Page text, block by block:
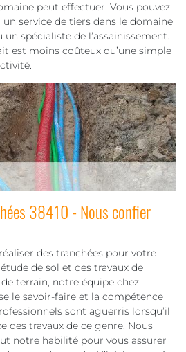
peut effectuer. Vous pouvez
service de tiers dans le domaine
spécialiste de l’assainissement.
est moins coûteux qu’une simple
38410 - Nous confier
des tranchées pour votre
de sol et des travaux de
terrain, notre équipe chez
le savoir-faire et la compétence
sont aguerris lorsqu’il
des travaux de ce genre. Nous
notre habilité pour vous assurer